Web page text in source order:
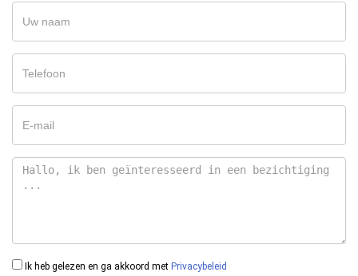
Ik heb gelezen en ga akkoord met Privacybeleid